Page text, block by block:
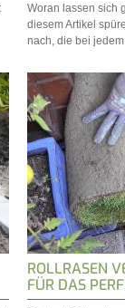
Woran lassen sich
diesem Artikel
nach, die bei
ROLLRASEN
FÜR DAS